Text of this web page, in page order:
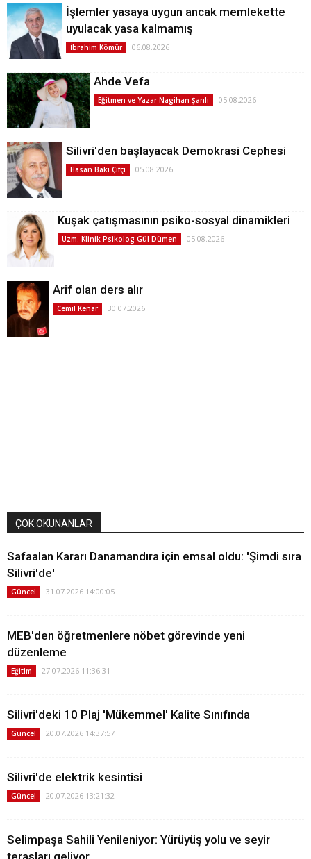
İşlemler yasaya uygun ancak memlekette
uyulacak yasa kalmamış
İbrahim Kömür 06.08.2026
Ahde Vefa
Eğitmen ve Yazar Nagihan Şanlı 05.08.2026
Silivri'den başlayacak Demokrasi Cephesi
Hasan Baki Çifçi 05.08.2026
Kuşak çatışmasının psiko-sosyal dinamikleri
Uzm. Klinik Psikolog Gül Dümen 05.08.2026
Arif olan ders alır
Cemil Kenar 30.07.2026
ÇOK OKUNANLAR
Safaalan Kararı Danamandıra için emsal oldu: 'Şimdi sıra
Silivri'de'
Güncel 31.07.2026 14:00:05
MEB'den öğretmenlere nöbet görevinde yeni
düzenleme
Eğitim 27.07.2026 11:36:31
Silivri'deki 10 Plaj 'Mükemmel' Kalite Sınıfında
Güncel 20.07.2026 14:37:57
Silivri'de elektrik kesintisi
Güncel 20.07.2026 13:21:32
Selimpaşa Sahili Yenileniyor: Yürüyüş yolu ve seyir
terasları geliyor